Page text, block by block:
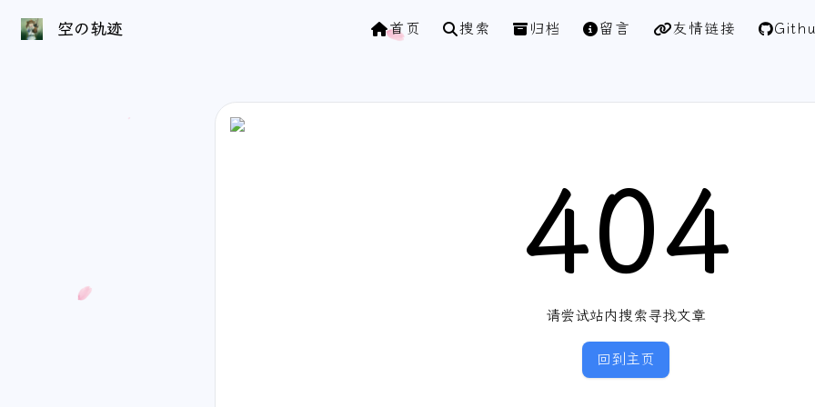
空の轨迹 首页 搜索 归档 留言 友情链接
404
请尝试站内搜索寻找文章
回到主页